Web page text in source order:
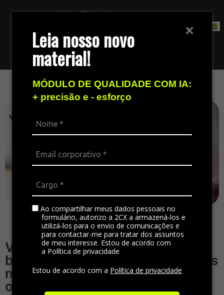
Leia nosso novo
material!
MÓDULO DE QUALIDADE COM IA:
+ precisão e - esforço
Ao compartilhar meus dados pessoais no
formulário, autorizo a 2CX a armazená-los e
utilizá-los para o envio de comunicações e
para contactar-me para tratar dos assuntos
de meu interesse. Estou de acordo com
a Política de privacidade
Estou de acordo com a Política de privacidade
Fale com nossa equipe de vendas
Videocast 2CX: desvendando os
benefícios do WhatsApp Business
na estratégia de atendimento
omnichannel